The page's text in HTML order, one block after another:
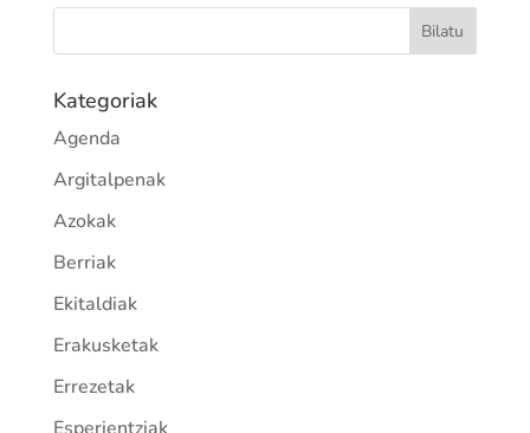
Kategoriak
Agenda
Argitalpenak
Azokak
Berriak
Ekitaldiak
Erakusketak
Errezetak